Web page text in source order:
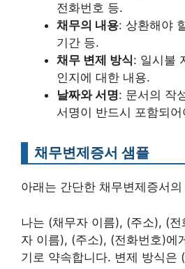
전화번호 등.
채무의 내용: 상환해야
기간 등.
채무 변제 방식: 일시불
인지에 대한 내용.
날짜와 서명: 문서의 작
서명이 반드시 포함되
채무변제증서 샘플
아래는 간단한 채무변제증서
나는 (채무자 이름), (주소), (
자 이름), (주소), (전화번호)에
기로 약속합니다. 변제 방식은